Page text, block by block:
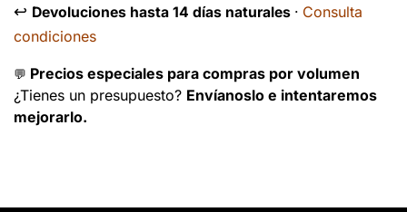
↩️ Devoluciones hasta 14 días naturales · Consulta
condiciones
💬 Precios especiales para compras por volumen
¿Tienes un presupuesto? Envíanoslo e intentaremos
mejorarlo.